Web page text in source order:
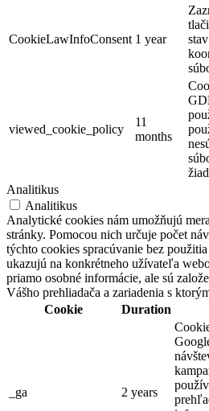
CookieLawInfoConsent 1 year
viewed_cookie_policy
11
months
Analitikus
Analitikus
Analytické cookies nám umožňujú
stránky. Pomocou nich určuje počet
týchto cookies spracúvanie bez
ukazujú na konkrétneho užívateľa
priamo osobné informácie, ale sú
Vášho prehliadača a zariadenia s
Cookie
Duration
_ga 2 years